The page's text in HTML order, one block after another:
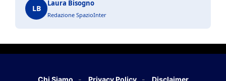
LB
Laura Bisogno
Redazione SpazioInter
Chi Siamo Privacy Policy Disclaimer